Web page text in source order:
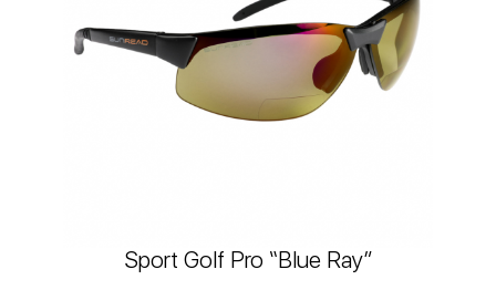
Sport Golf Pro “Blue Ray”